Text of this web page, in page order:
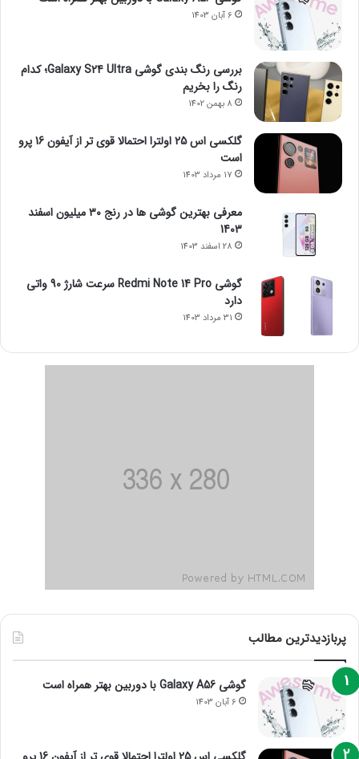
6 آبان 1403
بررسی رنگ بندی گوشی Galaxy S24 Ultra؛ کدام
رنگ را بخریم
8 بهمن 1402
گلکسی اس 25 اولترا احتمالا قوی تر از آیفون 16 پرو
است
17 مرداد 1403
معرفی بهترین گوشی ها در رنج ۳۰ میلیون اسفند
1403
28 اسفند 1403
گوشی Redmi Note 14 Pro سرعت شارژ 90 واتی
دارد
31 مرداد 1403
پربازدیدترین مطالب
گوشی Galaxy A56 با دوربین بهتر همراه است
6 آبان 1403